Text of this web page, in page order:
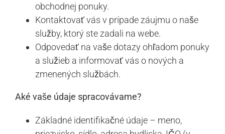
obchodnej ponuky.
Kontaktovať vás v prípade záujmu o naše
služby, ktorý ste zadali na webe.
Odpovedať na vaše dotazy ohľadom ponuky
a služieb a informovať vás o nových a
zmenených službách.
Aké vaše údaje spracovávame?
Základné identifikačné údaje – meno,